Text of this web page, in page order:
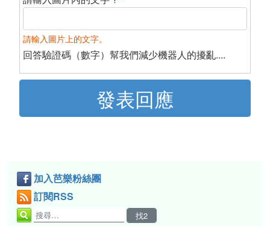
請輸入圖片上的文字。
回答驗證碼（數字）幫我們減少機器人的擾亂....
加入芭樂粉絲團
訂閱RSS